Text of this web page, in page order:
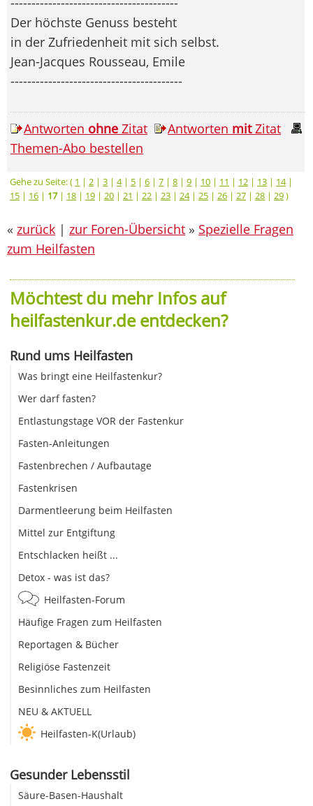
Der höchste Genuss besteht
in der Zufriedenheit mit sich selbst.
Jean-Jacques Rousseau, Emile
-----------------------------------------
Antworten ohne Zitat Antworten mitZitat
Themen-Abo bestellen
Gehe zu Seite: ( 1 | 2 | 3 | 4| 5 | 6 | 7 | 8 | 9 | 10 | 11 | 12 | 13 | 14|
15 | 16 | 17| 18 | 19 | 20 | 21 | 22 | 23 | 24| 25 | 26 | 27 | 28 | 29)
« zurück | zur Foren-Übersicht » Spezielle Fragen
zum Heilfasten
Möchtest du mehr Infos auf
heilfastenkur.de entdecken?
Rund ums Heilfasten
Was bringt eine Heilfastenkur?
Wer darf fasten?
Entlastungstage VOR der Fastenkur
Fasten-Anleitungen
Fastenbrechen / Aufbautage
Fastenkrisen
Darmentleerung beim Heilfasten
Mittel zur Entgiftung
Entschlacken heißt ...
Detox - was ist das?
Heilfasten-Forum
Häufige Fragen zum Heilfasten
Reportagen & Bücher
Religiöse Fastenzeit
Besinnliches zum Heilfasten
NEU & AKTUELL
Heilfasten-K(Urlaub)
Gesunder Lebensstil
Säure-Basen-Haushalt